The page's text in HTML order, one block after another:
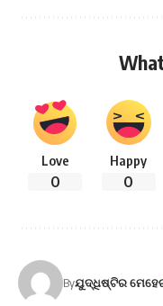
Love
0
Happy
0
Byଯୁଦ୍ଧିଷ୍ଟିର